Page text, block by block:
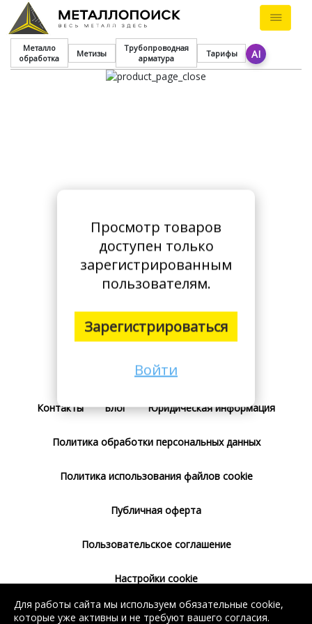
Металло
обработка
Метизы
Трубопроводная
арматура
Тарифы AI
Просмотр товаров
доступен только
зарегистрированным
пользователям.
Зарегистрироваться
Войти
Тарифы
Контакты Блог Юридическая информация
Политика обработки персональных данных
Политика использования файлов cookie
Публичная оферта
Пользовательское соглашение
Настройки cookie
Согласие на использование сервиса
Для работы сайта мы используем обязательные cookie,
которые уже активны и не требуют вашего согласия.